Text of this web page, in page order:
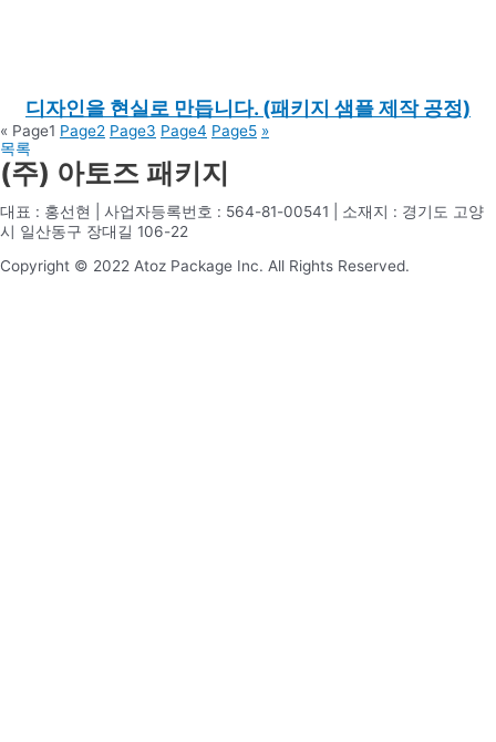
디자인을 현실로 만듭니다. (패키지 샘플 제작 공정)
« Page1 Page2 Page3 Page4 Page5 »
목록
(주) 아토즈 패키지
대표 : 홍선현 | 사업자등록번호 : 564-81-00541 | 소재지 : 경기도 고양
시 일산동구 장대길 106-22
Copyright © 2022 Atoz Package Inc. All Rights Reserved.